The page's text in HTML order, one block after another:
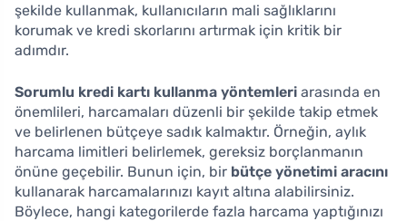
şekilde kullanmak, kullanıcıların mali sağlıklarını
korumak ve kredi skorlarını artırmak için kritik bir
adımdır.
Sorumlu kredi kartı kullanma yöntemleri arasında en
önemlileri, harcamaları düzenli bir şekilde takip etmek
ve belirlenen bütçeye sadık kalmaktır. Örneğin, aylık
harcama limitleri belirlemek, gereksiz borçlanmanın
önüne geçebilir. Bunun için, bir bütçe yönetimi aracını
kullanarak harcamalarınızı kayıt altına alabilirsiniz.
Böylece, hangi kategorilerde fazla harcama yaptığınızı